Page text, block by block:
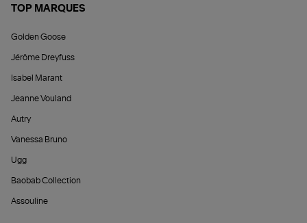
TOP MARQUES
Golden Goose
Jérôme Dreyfuss
Isabel Marant
Jeanne Vouland
Autry
Vanessa Bruno
Ugg
Baobab Collection
Assouline